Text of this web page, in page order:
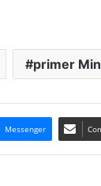
primer
Messenger